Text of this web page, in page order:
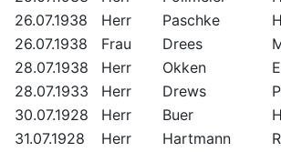
26.07.1938
Herr Paschke
26.07.1938
Frau Drees
28.07.1938
Herr Okken
28.07.1933
Herr Drews
30.07.1928
Herr Buer
31.07.1928
Herr Hartmann